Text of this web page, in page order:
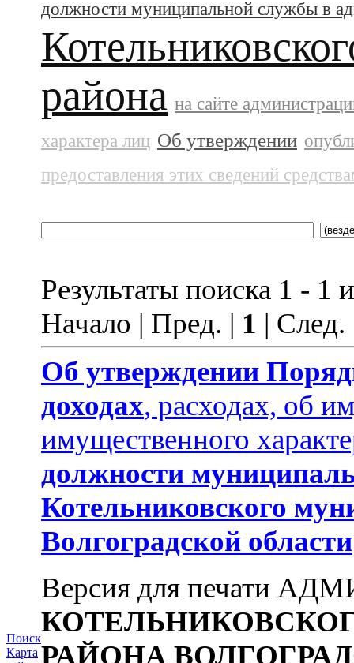
Поиск
Карта
должности муниципальной службы в
района на сайте
характера лиц Об утверждении
предоставления этих сведений
Результаты поиска 1 - 1
Начало | Пред. | 1 |
Об утверждении
доходах, расходах, об
имущественного
должности
Котельниковского
Волгоградской области
Версия для печати
РАЙОНА